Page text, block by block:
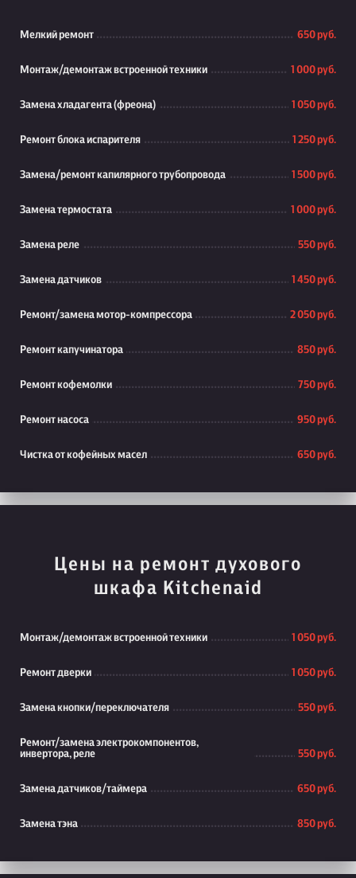
Мелкий ремонт 650 руб.
Монтаж/демонтаж встроенной техники 1 000 руб.
Замена хладагента (фреона) 1 050 руб.
Ремонт блока испарителя 1 250 руб.
Замена/ремонт капилярного трубопровода 1 500 руб.
Замена термостата 1 000 руб.
Замена реле 550 руб.
Замена датчиков 1 450 руб.
Ремонт/замена мотор-компрессора 2 050 руб.
Ремонт капучинатора 850 руб.
Ремонт кофемолки 750 руб.
Ремонт насоса 950 руб.
Чистка от кофейных масел 650 руб.
Цены на ремонт духового
шкафа Kitchenaid
Монтаж/демонтаж встроенной техники 1 050 руб.
Ремонт дверки 1 050 руб.
Замена кнопки/переключателя 550 руб.
Ремонт/замена электрокомпонентов,
инвертора, реле
550 руб.
Замена датчиков/таймера 650 руб.
Замена тэна 850 руб.